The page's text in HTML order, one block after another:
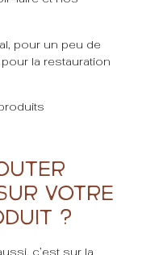
pour un peu de
la restauration
votre
?
c’est sur la